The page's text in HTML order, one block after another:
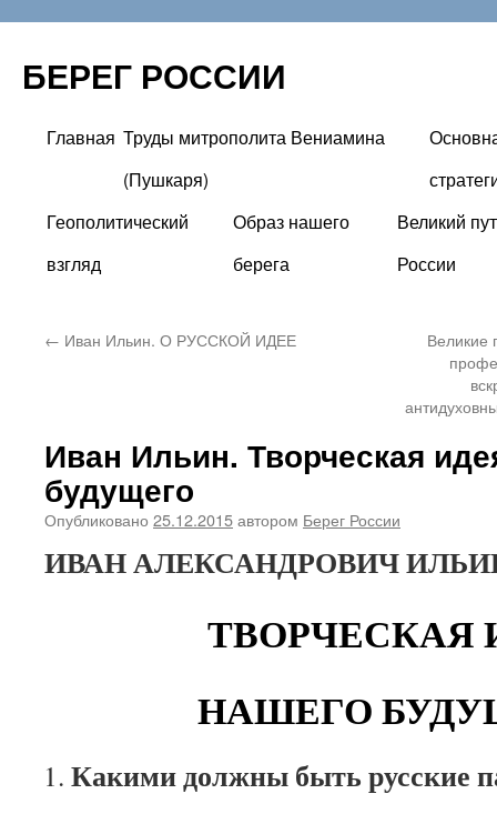
БЕРЕГ РОССИИ
Перейти
содержимому
Главная Труды митрополита Вениамина
(Пушкаря)
Геополитический
взгляд
Образ нашего
берега
Великий
России
← Иван Ильин. О РУССКОЙ ИДЕЕ
Великие
Иван Ильин. Творческая
будущего
Опубликовано 25.12.2015автором Берег России
ИВАН АЛЕКСАНДРОВИЧ
ТВОРЧЕСКАЯ
НАШЕГО
Какими должны быть русские